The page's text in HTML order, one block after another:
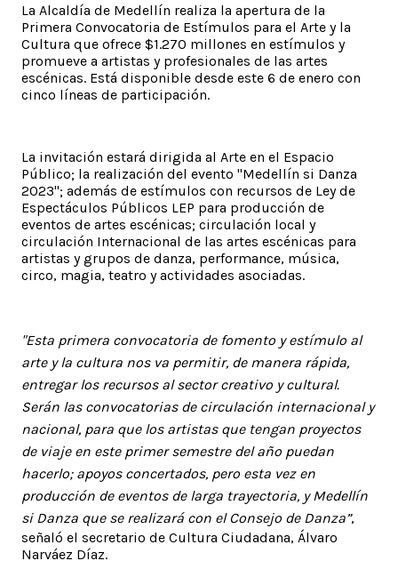
La Alcaldía de Medellín realiza la apertura de la
Primera Convocatoria de Estímulos para el Arte y la
Cultura que ofrece $1.270 millones en estímulos y
promueve a artistas y profesionales de las artes
escénicas. Está disponible desde este 6 de enero con
cinco líneas de participación.
La invitación estará dirigida al Arte en el Espacio
Público; la realización del evento "Medellín si Danza
2023"; además de estímulos con recursos de Ley de
Espectáculos Públicos LEP para producción de
eventos de artes escénicas; circulación local y
circulación Internacional de las artes escénicas para
artistas y grupos de danza, performance, música,
circo, magia, teatro y actividades asociadas.
"Esta primera convocatoria de fomento y estímulo al
arte y la cultura nos va permitir, de manera rápida,
entregar los recursos al sector creativo y cultural.
Serán las convocatorias de circulación internacional y
nacional, para que los artistas que tengan proyectos
de viaje en este primer semestre del año puedan
hacerlo; apoyos concertados, pero esta vez en
producción de eventos de larga trayectoria, y Medellín
si Danza que se realizará con el Consejo de Danza”,
señaló el secretario de Cultura Ciudadana, Álvaro
Narváez Díaz.